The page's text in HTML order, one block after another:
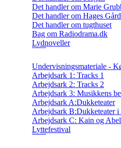
Det handler om Marie
Det handler om Hages Gård
Det handler om tugthuset
Bag om Radiodrama.dk
Lydnoveller
Undervisningsmateriale -
Arbejdsark 1: Tracks 1
Arbejdsark 2: Tracks 2
Arbejdsark 3: Musikkens
Arbejdsark A:Dukketeater
Arbejdsark B:Dukketeater i
Arbejdsark C: Kain og
Lyttefestival